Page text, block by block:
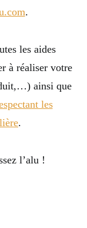
.
les aides
à réaliser votre
ainsi que
les
.
l’alu !